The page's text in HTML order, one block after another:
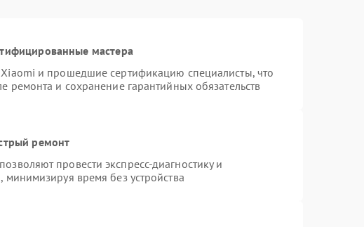
мастера
и прошедшие сертификацию специалисты, что
ремонта и сохранение гарантийных обязательств
ремонт
провести экспресс-диагностику и
время без устройства